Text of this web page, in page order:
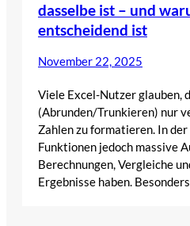
dasselbe ist – und
entscheidend ist
November 22, 2025
Viele Excel-Nutzer glauben,
(Abrunden/Trunkieren) nur
Zahlen zu formatieren. In
Funktionen jedoch massive
Berechnungen, Vergleiche
Ergebnisse haben.